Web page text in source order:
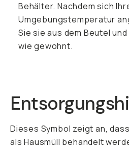
Behälter. Nachdem sich
Umgebungstemperatur
Sie sie aus dem Beutel
wie gewohnt.
Dieses Symbol zeigt an,
als Hausmüll behandelt